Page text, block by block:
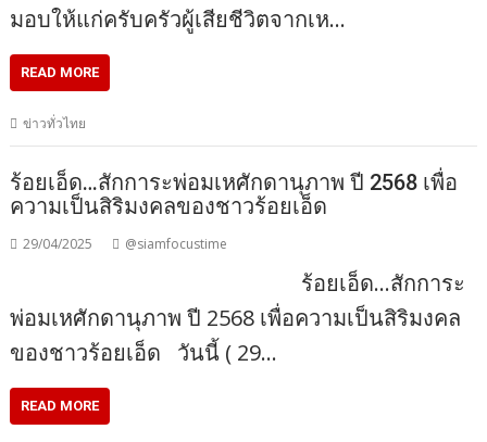
มอบให้แก่ครับครัวผู้เสียชีวิตจากเห…
READ MORE
ข่าวทั่วไทย
ร้อยเอ็ด…สักการะพ่อมเหศักดานุภาพ ปี 2568 เพื่อ
ความเป็นสิริมงคลของชาวร้อยเอ็ด
29/04/2025 @siamfocustime
ร้อยเอ็ด…สักการะ
พ่อมเหศักดานุภาพ ปี 2568 เพื่อความเป็นสิริมงคล
ของชาวร้อยเอ็ด วันนี้ ( 29…
READ MORE